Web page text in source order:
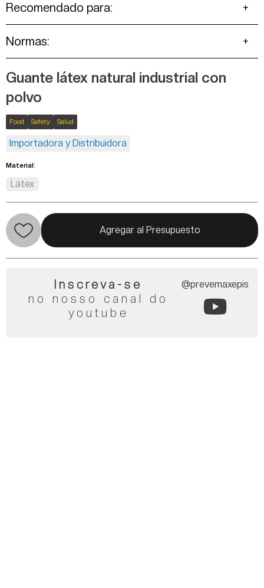
Recomendado para:
Normas:
Guante látex natural industrial con
polvo
Food Safety Salud
Importadora y Distribuidora
Material:
Látex
Agregar al Presupuesto
Inscreva-se
no nosso canal do
youtube
@prevemaxepis